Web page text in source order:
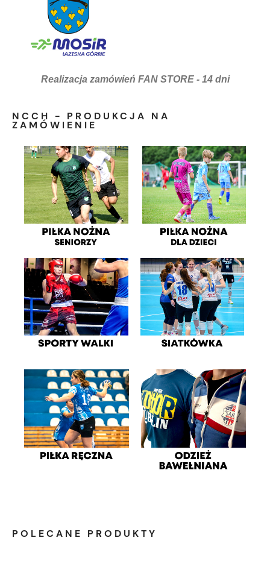
Realizacja zamówień FAN STORE - 14 dni
NCCH - PRODUKCJA NA
ZAMÓWIENIE
POLECANE PRODUKTY